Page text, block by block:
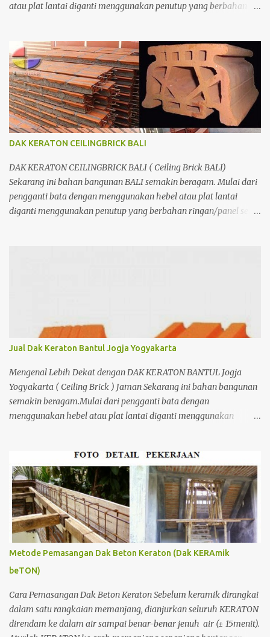
atau plat lantai diganti menggunakan penutup yang berbahan
DAK KERATON CEILINGBRICK BALI
DAK KERATON CEILINGBRICK BALI ( Ceiling Brick BALI)
Sekarang ini bahan bangunan BALI semakin beragam. Mulai dari
pengganti bata dengan menggunakan hebel atau plat lantai
diganti menggunakan penutup yang berbahan ringan/panel serta
Jual Dak Keraton Bantul Jogja Yogyakarta
Mengenal Lebih Dekat dengan DAK KERATON BANTUL Jogja
Yogyakarta ( Ceiling Brick ) Jaman Sekarang ini bahan bangunan
semakin beragam.Mulai dari pengganti bata dengan
menggunakan hebel atau plat lantai diganti menggunakan
menggunakan metal.
Metode Pemasangan Dak Beton Keraton (Dak KERAmik
beTON)
Cara Pemasangan Dak Beton Keraton Sebelum keramik dirangkai
dalam satu rangkaian memanjang, dianjurkan seluruh KERATON
direndam ke dalam air sampai benar-benar jenuh air (± 15menit).